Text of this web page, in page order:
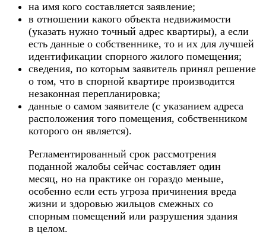
на имя кого составляется заявление;
в отношении какого объекта недвижимости
(указать нужно точный адрес квартиры), а если
есть данные о собственнике, то и их для лучшей
идентификации спорного жилого помещения;
сведения, по которым заявитель принял решение
о том, что в спорной квартире производится
незаконная перепланировка;
данные о самом заявителе (с указанием адреса
расположения того помещения, собственником
которого он является).
Регламентированный срок рассмотрения
поданной жалобы сейчас составляет один
месяц, но на практике он гораздо меньше,
особенно если есть угроза причинения вреда
жизни и здоровью жильцов смежных со
спорным помещений или разрушения здания
в целом.